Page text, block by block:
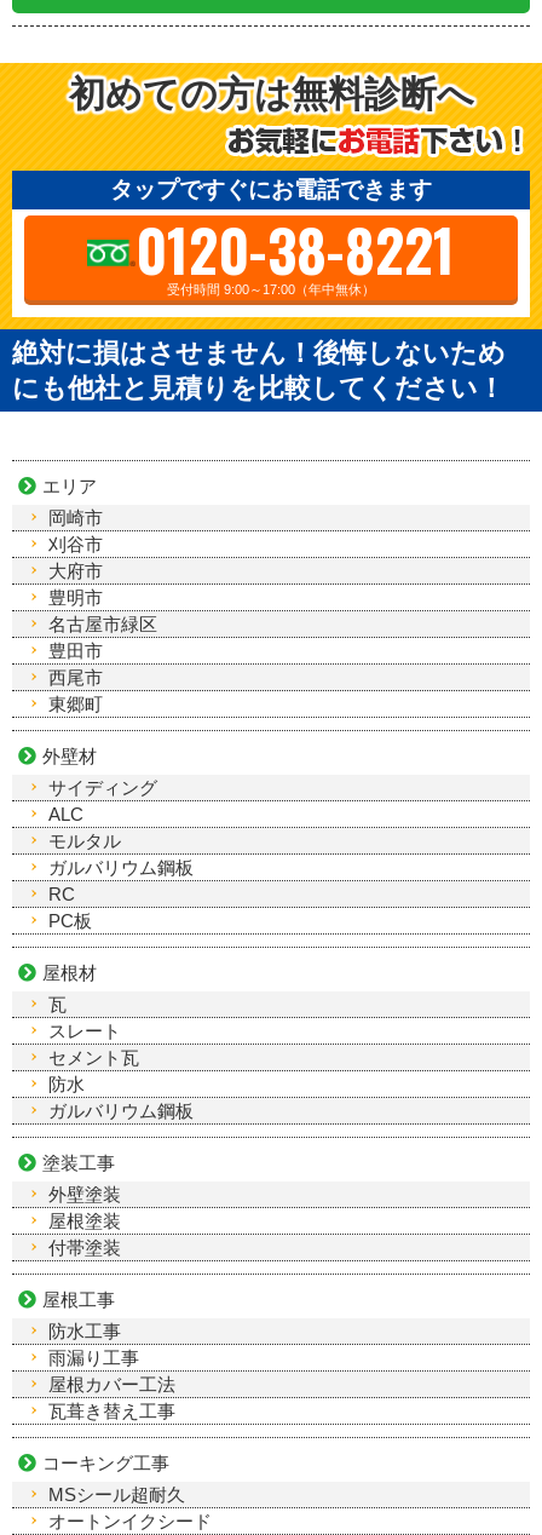
初めての方は無料診断へ
タップですぐにお電話できます
0120-38-8221
受付時間 9:00～17:00（年中無休）
絶対に損はさせません！後悔しないため
にも他社と見積りを比較してください！
エリア
岡崎市
刈谷市
大府市
豊明市
名古屋市緑区
豊田市
西尾市
東郷町
外壁材
サイディング
ALC
モルタル
ガルバリウム鋼板
RC
PC板
屋根材
瓦
スレート
セメント瓦
防水
ガルバリウム鋼板
塗装工事
外壁塗装
屋根塗装
付帯塗装
屋根工事
防水工事
雨漏り工事
屋根カバー工法
瓦葺き替え工事
コーキング工事
MSシール超耐久
オートンイクシード